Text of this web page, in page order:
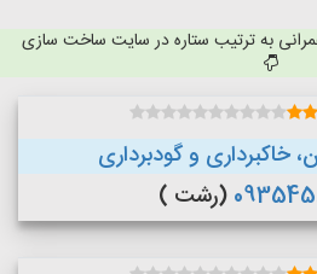
به ترتیب ستاره در سایت ساخت سازی
خاکبرداری و گودبرداری
(رشت )